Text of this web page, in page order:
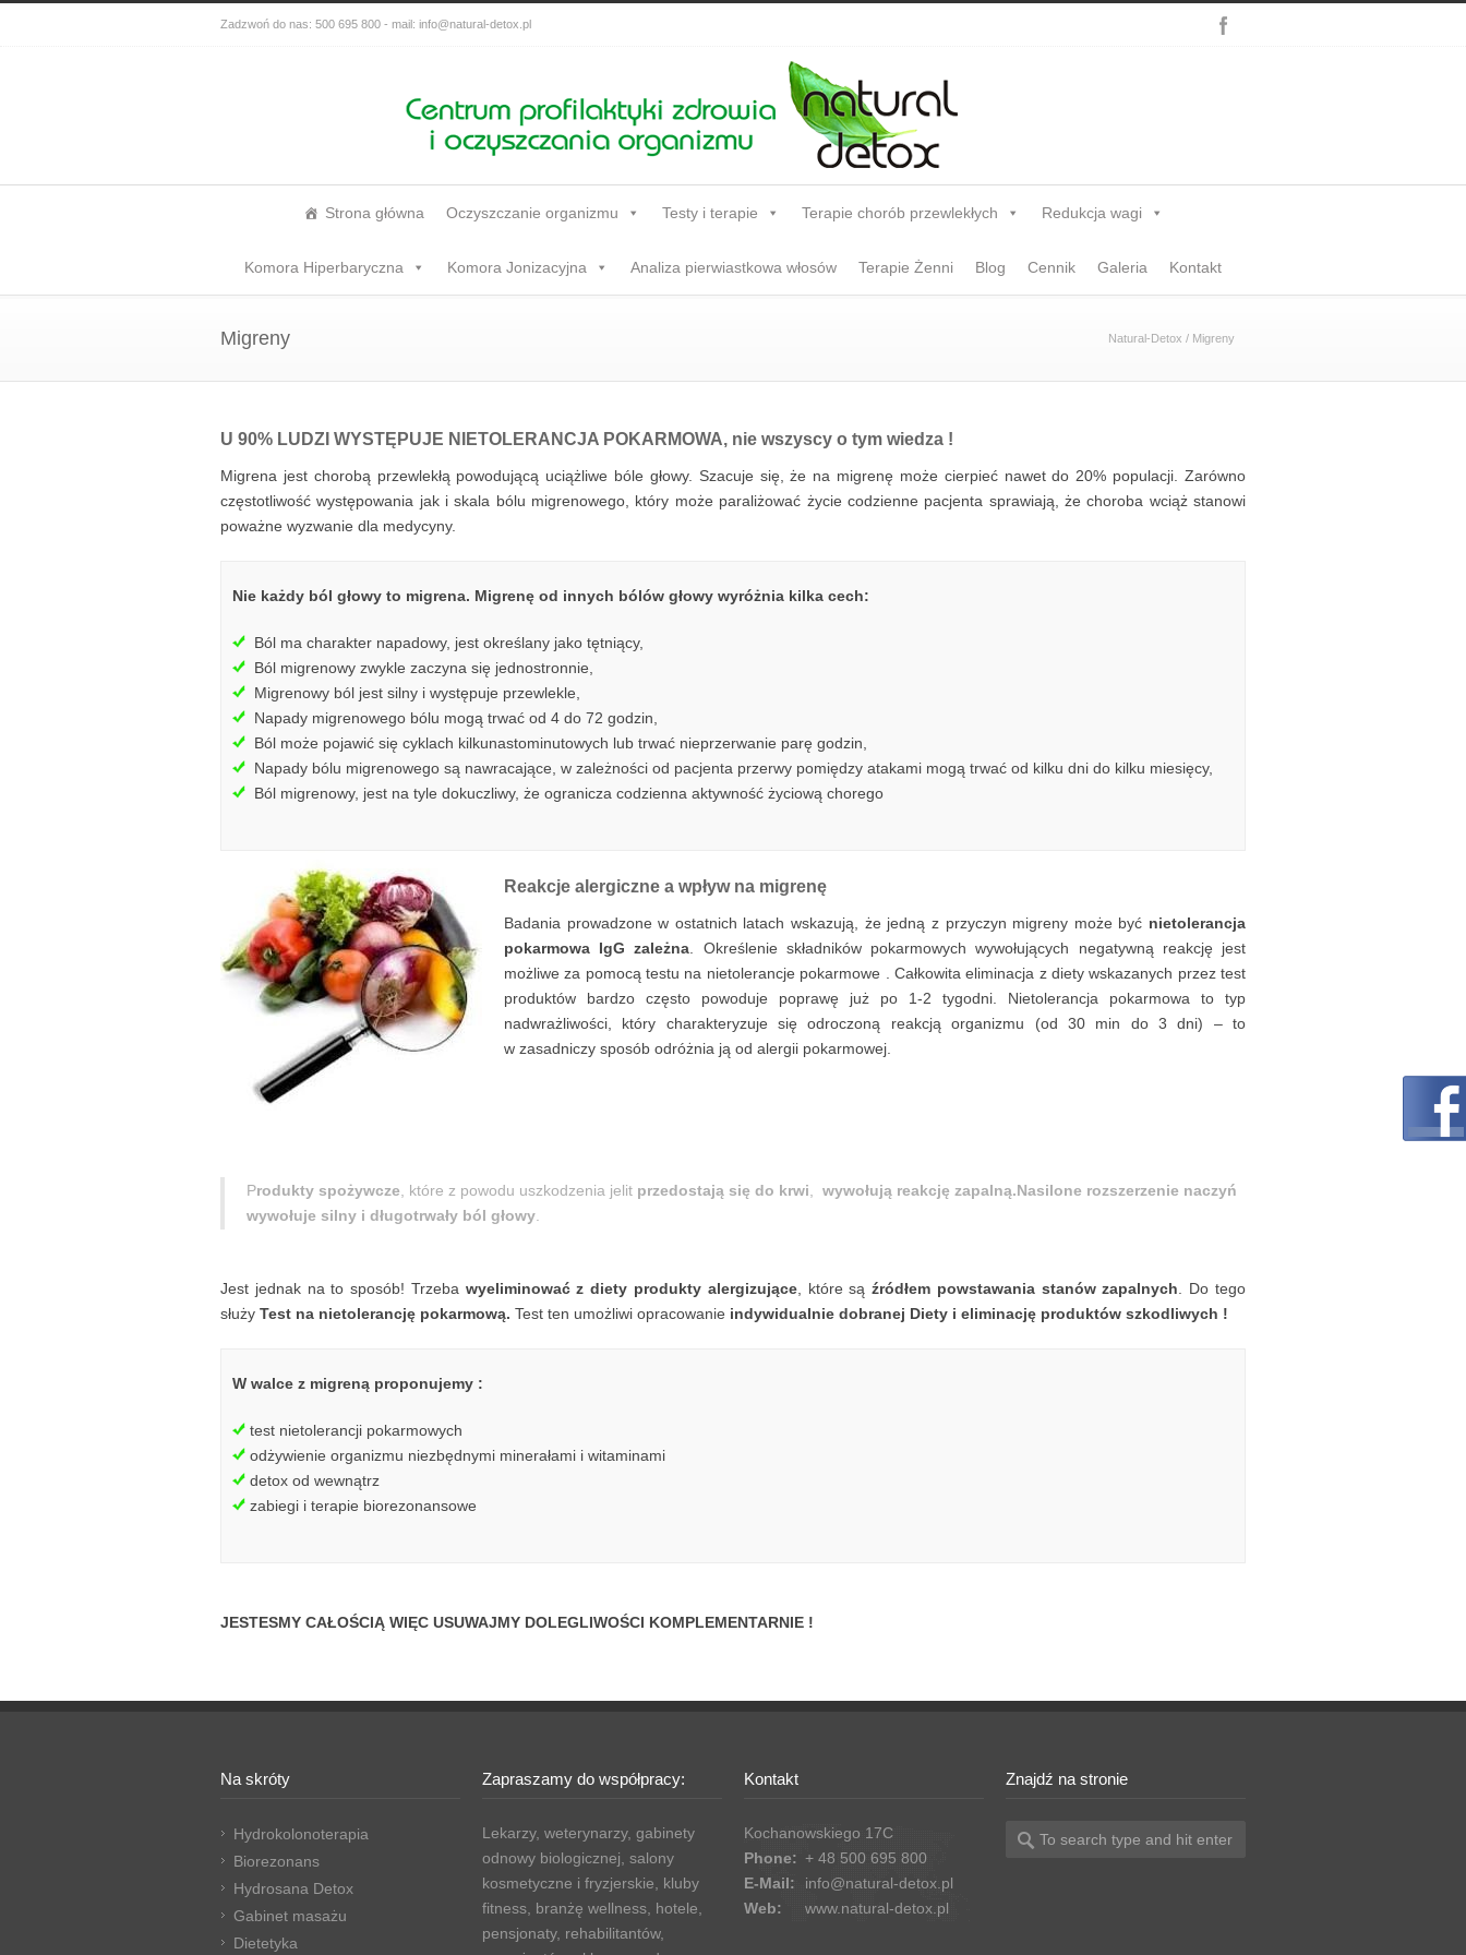
Zadzwoń do nas: 500 695 800 - mail: info@natural-detox.pl
Strona główna Oczyszczanie organizmu Testy i terapie Terapie chorób przewlekłych Redukcja wagi
Komora Hiperbaryczna Komora Jonizacyjna Analiza pierwiastkowa włosów Terapie Żenni Blog Cennik Galeria Kontakt
Migreny Natural-Detox / Migreny
U 90% LUDZI WYSTĘPUJE NIETOLERANCJA POKARMOWA, nie wszyscy o tym wiedza !
Migrena jest chorobą przewlekłą powodującą uciążliwe bóle głowy. Szacuje się, że na migrenę może cierpieć nawet do 20% populacji. Zarówno
częstotliwość występowania jak i skala bólu migrenowego, który może paraliżować życie codzienne pacjenta sprawiają, że choroba wciąż stanowi
poważne wyzwanie dla medycyny.
Nie każdy ból głowy to migrena. Migrenę od innych bólów głowy wyróżnia kilka cech:
Ból ma charakter napadowy, jest określany jako tętniący,
Ból migrenowy zwykle zaczyna się jednostronnie,
Migrenowy ból jest silny i występuje przewlekle,
Napady migrenowego bólu mogą trwać od 4 do 72 godzin,
Ból może pojawić się cyklach kilkunastominutowych lub trwać nieprzerwanie parę godzin,
Napady bólu migrenowego są nawracające, w zależności od pacjenta przerwy pomiędzy atakami mogą trwać od kilku dni do kilku miesięcy,
Ból migrenowy, jest na tyle dokuczliwy, że ogranicza codzienna aktywność życiową chorego
Reakcje alergiczne a wpływ na migrenę
Badania prowadzone w ostatnich latach wskazują, że jedną z przyczyn migreny może być nietolerancja
pokarmowa IgG zależna . Określenie składników pokarmowych wywołujących negatywną reakcję jest
możliwe za pomocą testu na nietolerancje pokarmowe . Całkowita eliminacja z diety wskazanych przez test
produktów bardzo często powoduje poprawę już po 1-2 tygodni. Nietolerancja pokarmowa to typ
nadwrażliwości, który charakteryzuje się odroczoną reakcją organizmu (od 30 min do 3 dni) – to
w zasadniczy sposób odróżnia ją od alergii pokarmowej.
Produkty spożywcze , które z powodu uszkodzenia jelit przedostają się do krwi wywołują reakcję zapalną.Nasilone rozszerzenie naczyń
wywołuje silny i długotrwały ból głowy
Jest jednak na to sposób! Trzeba wyeliminować z diety produkty alergizujące, które sąźródłem powstawania stanów zapalnych . Do tego
służy Test na nietolerancję pokarmową. Test ten umożliwi opracowanie indywidualnie dobranej Diety i eliminację produktów szkodliwych !
W walce z migreną proponujemy :
test nietolerancji pokarmowych
odżywienie organizmu niezbędnymi minerałami i witaminami
detox od wewnątrz
zabiegi i terapie biorezonansowe
JESTESMY CAŁOŚCIĄ WIĘC USUWAJMY DOLEGLIWOŚCI KOMPLEMENTARNIE !
Na skróty
Hydrokolonoterapia
Biorezonans
Hydrosana Detox
Gabinet masażu
Dietetyka
Zapraszamy do współpracy:
Lekarzy, weterynarzy, gabinety
odnowy biologicznej, salony
kosmetyczne i fryzjerskie, kluby
fitness, branżę wellness, hotele,
pensjonaty, rehabilitantów,
Kontakt
Kochanowskiego 17C
Phone: + 48 500 695 800
E-Mail:
info@natural-detox.pl
Web:
www.natural-detox.pl
Znajdź na stronie